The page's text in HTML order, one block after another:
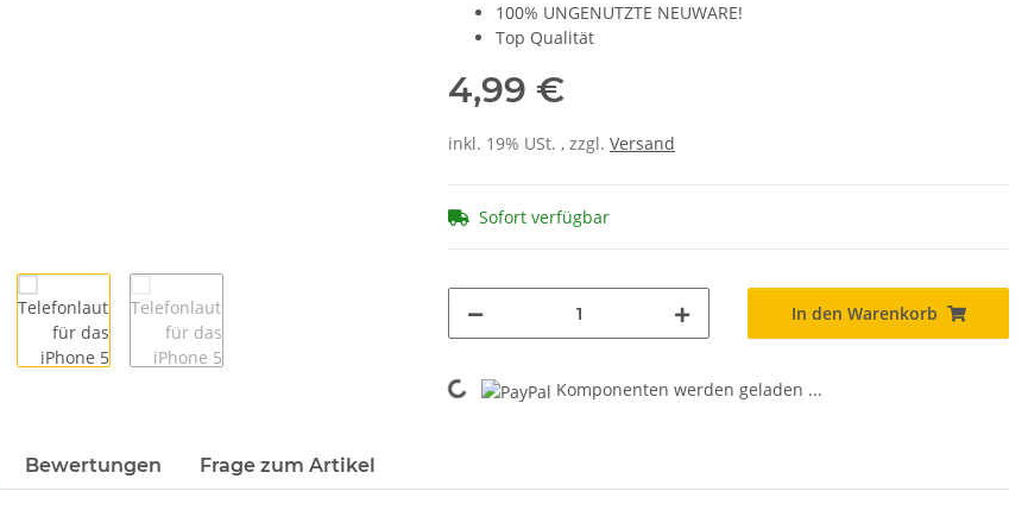
100% UNGENUTZTE NEUWARE!
Top Qualität
4,99 €
inkl. 19% USt. , zzgl. Versand
Sofort verfügbar
In den Warenkorb
Loading... Komponenten werden geladen ...
Bewertungen Frage zum Artikel